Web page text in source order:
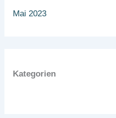
Mai 2023
Kategorien